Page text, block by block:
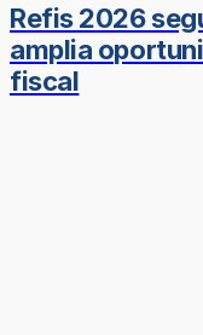
Refis 2026
amplia
fiscal